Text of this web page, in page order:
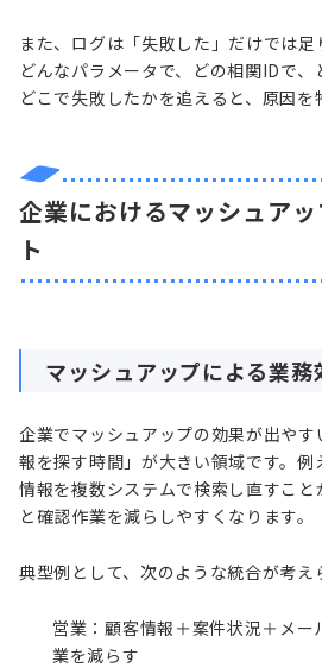
また、ログは「失敗した」だけでは足
どんなパラメータで、どの相関IDで、
どこで失敗したかを追えると、原因を
企業におけるマッシュア
ト
マッシュアップによる業務
企業でマッシュアップの効果が出や
報を探す時間」が大きい領域です。
情報を複数システムで検索し直すこ
と確認作業を減らしやすくなります。
典型例として、次のような統合が考え
営業：顧客情報＋案件状況＋メ
業を減らす